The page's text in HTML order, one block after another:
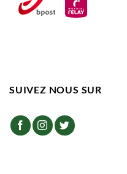
SUIVEZ NOUS SUR